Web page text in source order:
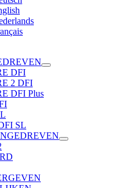
zu
Deutsch
wechseln
zu
Sprache
Sprache
Français
DFI
2 DFI
DFI Plus
SL